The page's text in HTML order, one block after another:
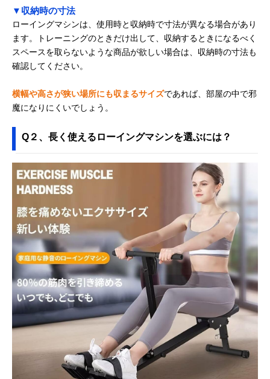
▼収納時の寸法
ローイングマシンは、使用時と収納時で寸法が異なる場合があり
ます。トレーニングのときだけ出して、収納するときになるべく
スペースを取らないような商品が欲しい場合は、収納時の寸法も
確認してください。
横幅や高さが狭い場所にも収まるサイズであれば、部屋の中で邪
魔になりにくいでしょう。
Q２、長く使えるローイングマシンを選ぶには？